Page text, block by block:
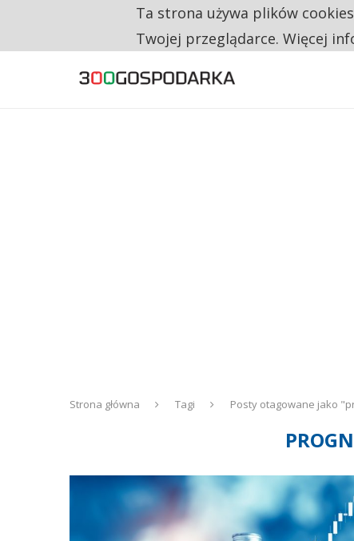
TRZECH NA CZTERECH PONOWNIE
Strona główna Tagi Posty otagowane jako
Ta strona używa plików
Twojej przeglądarce. Więcej